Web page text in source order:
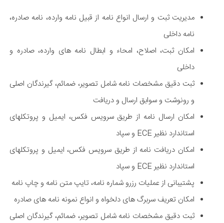
مدیریت ثبت و ارسال انواع نامه از قبیل نامه وارده، نامه صادره،
نامه داخلی
امکان ثبت، اصلاح، امحاء و ابطال نامه‏ های وارده، صادره و
داخلی
ثبت دقیق مشخصات نامه شامل تصویر، ضمائم، گیرندگان اصلی
و رونوشت و سوابق ارسال و دریافت
امکان ارسال نامه از طریق سرویس فکس، ایمیل و پروتکل‏های
استاندارد نظیر ECE و سپاد
امکان دریافت نامه از طریق سرویس فکس، ایمیل و پروتکل‏های
استاندارد نظیر ECE و سپاد
پشتیبانی از عملیات رزرو شماره نامه، تایپ متن نامه و چاپ نامه
امکان تعریف سربرگ های دلخواه و انواع نمونه نامه های صادره
ثبت دقیق مشخصات نامه شامل تصویر، ضمائم، گیرندگان اصلی